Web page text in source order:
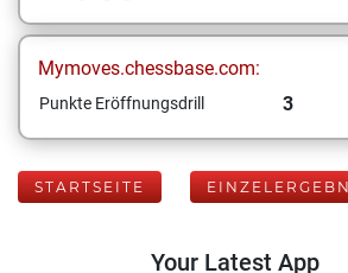
Mymoves.chessbase.com:
Punkte Eröffnungsdrill 3
STARTSEITE
Your Latest App